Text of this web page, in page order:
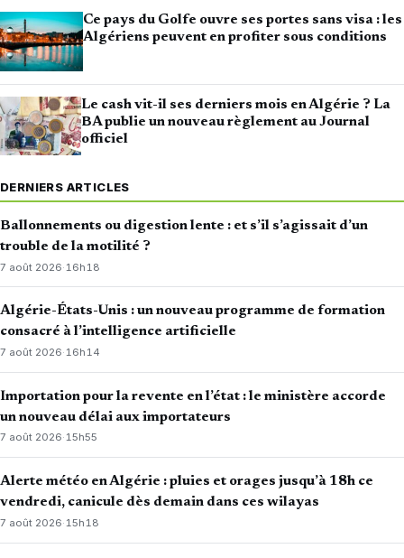
Ce pays du Golfe ouvre ses portes sans visa : les
Algériens peuvent en profiter sous conditions
Le cash vit-il ses derniers mois en Algérie ? La
BA publie un nouveau règlement au Journal
officiel
DERNIERS ARTICLES
Ballonnements ou digestion lente : et s’il s’agissait d’un
trouble de la motilité ?
7 août 2026· 16h18
Algérie-États-Unis : un nouveau programme de formation
consacré à l’intelligence artificielle
7 août 2026·16h14
Importation pour la revente en l’état : le ministère accorde
un nouveau délai aux importateurs
7 août 2026·15h55
Alerte météo en Algérie : pluies et orages jusqu’à 18h ce
vendredi, canicule dès demain dans ces wilayas
7 août 2026· 15h18